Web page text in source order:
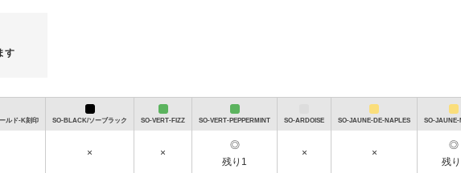
易包装にてお届けしております。出荷前の最終検品や梱包作業
専任スタッフが、責任をもって行っておりますのでご安心くださ
卒ご理解ご協力を賜りますようお願い申し上げます。
【先行販売決定！】ティファニーアイウェア ５万円で叶える「ファースト CHANEL
す
ルド-K刻印 SO-BLACK/ソーブラック SO-VERT-FIZZ SO-VERT-PEPPERMINT SO-ARDOISE SO-JAUNE-DE-NAPLES SO-JAUNE-
× ×
◎
残り1
× ×
◎
残